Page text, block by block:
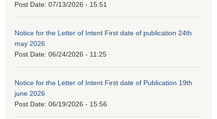
Post Date: 07/13/2026 - 15:51
Notice for the Letter of Intent First date of publication 24th
may 2026
Post Date: 06/24/2026 - 11:25
Notice for the Letter of Intent First date of Publication 19th
june 2026
Post Date: 06/19/2026 - 15:56